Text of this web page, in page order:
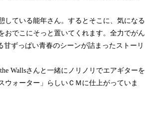
ている能年さん。するとそこに、気になる
おでこにそっと置いてくれます。全力でがん
ずっぱい青春のシーンが詰まったストーリ
Wallsさんと一緒にノリノリでエアギターを
ウォーター」らしいＣＭに仕上がっていま